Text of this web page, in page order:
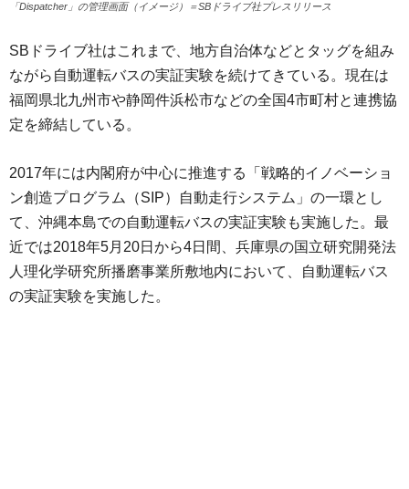
「Dispatcher」の管理画面（イメージ）＝SBドライブ社プレスリリース
SBドライブ社はこれまで、地方自治体などとタッグを組み
ながら自動運転バスの実証実験を続けてきている。現在は
福岡県北九州市や静岡件浜松市などの全国4市町村と連携協
定を締結している。
2017年には内閣府が中心に推進する「戦略的イノベーショ
ン創造プログラム（SIP）自動走行システム」の一環とし
て、沖縄本島での自動運転バスの実証実験も実施した。最
近では2018年5月20日から4日間、兵庫県の国立研究開発法
人理化学研究所播磨事業所敷地内において、自動運転バス
の実証実験を実施した。